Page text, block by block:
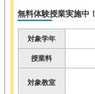
無料体験授業実施中！
対象学年
授業料
対象教室